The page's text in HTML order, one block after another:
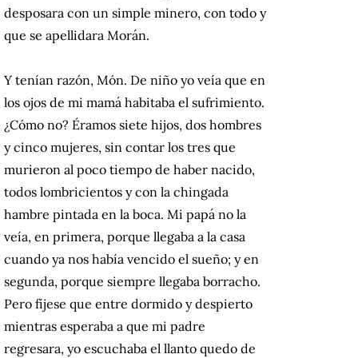
desposara con un simple minero, con todo y
que se apellidara Morán.
Y tenían razón, Món. De niño yo veía que en
los ojos de mi mamá habitaba el sufrimiento.
¿Cómo no? Éramos siete hijos, dos hombres
y cinco mujeres, sin contar los tres que
murieron al poco tiempo de haber nacido,
todos lombricientos y con la chingada
hambre pintada en la boca. Mi papá no la
veía, en primera, porque llegaba a la casa
cuando ya nos había vencido el sueño; y en
segunda, porque siempre llegaba borracho.
Pero fíjese que entre dormido y despierto
mientras esperaba a que mi padre
regresara, yo escuchaba el llanto quedo de